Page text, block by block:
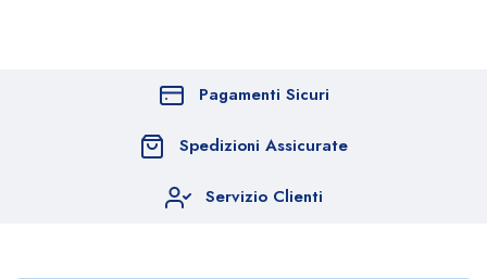
Pagamenti Sicuri
Spedizioni Assicurate
Servizio Clienti